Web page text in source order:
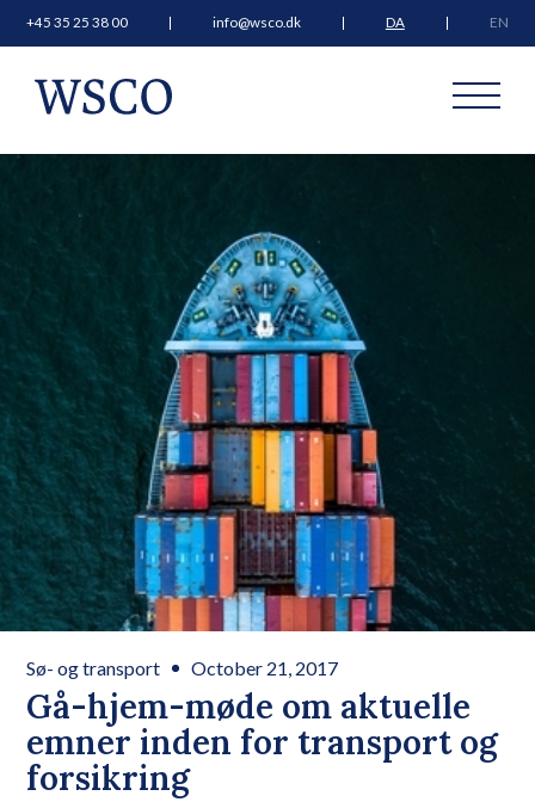
+45 35 25 38 00 info@wsco.dk DA EN
Gå-hjem-møde om aktuelle
emner inden for transport og
forsikring
Sø- og transport October 21, 2017